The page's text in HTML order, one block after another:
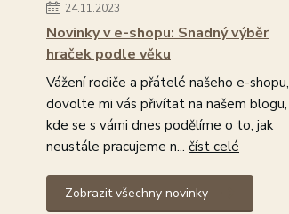
24.11.2023
Novinky v e-shopu: Snadný výběr
hraček podle věku
Vážení rodiče a přátelé našeho e-shopu,
dovolte mi vás přivítat na našem blogu,
kde se s vámi dnes podělíme o to, jak
neustále pracujeme n... číst celé
Zobrazit všechny novinky